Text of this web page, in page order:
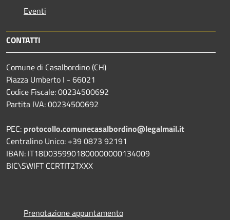
Eventi
CONTATTI
Comune di Casalbordino (CH)
Piazza Umberto I - 66021
Codice Fiscale: 00234500692
Partita IVA: 00234500692
PEC: protocollo.comunecasalbordino@legalmail.it
Centralino Unico: +39 0873 92191
IBAN: IT18D0359901800000000134009
BIC\SWIFT CCRTIT2TXXX
Prenotazione appuntamento